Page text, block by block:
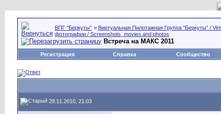
ВПГ "Беркуты" > Виртуальная Пилотажная Группа "Беркуты" /
фотографии / Screenshots, movies and photos
Встреча на МАКС 2011
Регистрация Справка Сообщество
29.11.2010, 21:03